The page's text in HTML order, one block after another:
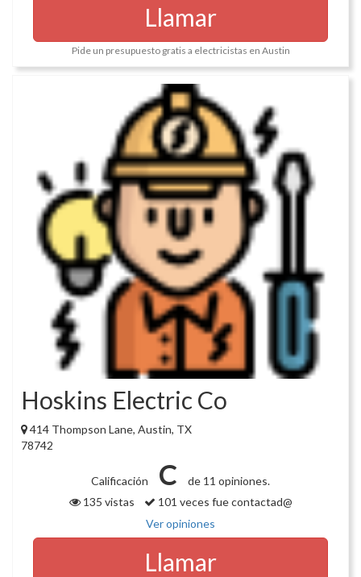
Llamar
Pide un presupuesto gratis a electricistas en Austin
Hoskins Electric Co
414 Thompson Lane, Austin, TX
78742
Calificación C
de 11 opiniones.
135 vistas
101 veces fue contactad@
Ver opiniones
Llamar